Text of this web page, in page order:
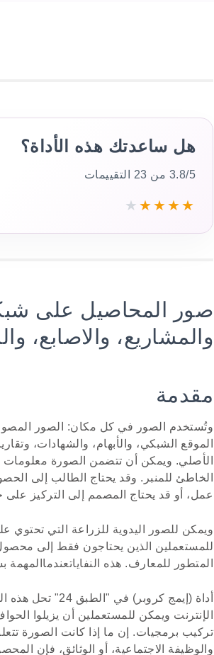
هل ساعدتك هذه الأداة؟
3.8/5 من 23 التقييمات
★
★
★
★
★
صور المحاصيل على
والمشاريع، والاصابع،
مقدمة
وتُستخدم الصور في كل مكان: الصور
الموقع الشبكي، والأبهام، والشهادات،
الأصلي. ويمكن أن تتضمن الصورة
الخاطئ للمنبر. وقد يحتاج الطالب إلى
عمل، أو قد يحتاج المصمم إلى التركيز على
ويمكن للصور اليدوية للزراعة التي تحتوي
للمستعملين الذين يحتاجون فقط إلى محصول
المتطور للمعارف. هذه
أداة (إيمج
الإنترنت ويمكن للمستعملين أن يزيلوا
تركيب برمجيات. إن ما إذا كانت الصورة
والوظيفة الاجتماعية، أو الوثائق، فإن